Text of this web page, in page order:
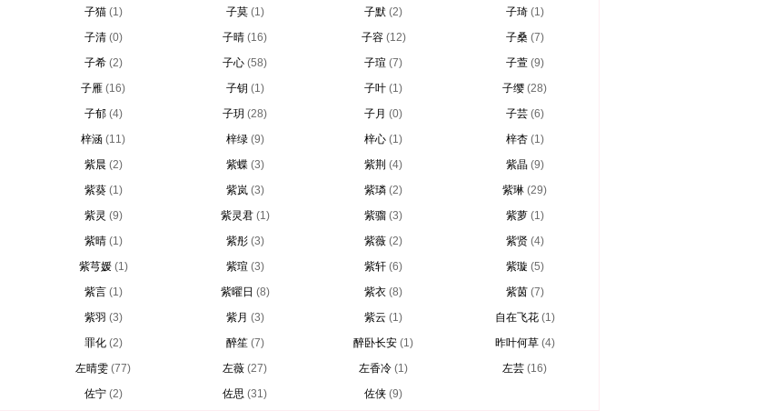
子猫 (1) 子莫 (1) 子默 (2) 子琦 (1)
子清 (0) 子晴 (16) 子容 (12) 子桑 (7)
子希 (2) 子心 (58) 子瑄 (7) 子萱 (9)
子雁 (16) 子钥 (1) 子叶 (1) 子缨 (28)
子郁 (4) 子玥 (28) 子月 (0) 子芸 (6)
梓涵 (11) 梓绿 (9) 梓心 (1) 梓杏 (1)
紫晨 (2) 紫蝶 (3) 紫荆 (4) 紫晶 (9)
紫葵 (1) 紫岚 (3) 紫璘 (2) 紫琳 (29)
紫灵 (9) 紫灵君 (1) 紫骝 (3) 紫萝 (1)
紫晴 (1) 紫彤 (3) 紫薇 (2) 紫贤 (4)
紫芎媛 (1) 紫瑄 (3) 紫轩 (6) 紫璇 (5)
紫言 (1) 紫曜日 (8) 紫衣 (8) 紫茵 (7)
紫羽 (3) 紫月 (3) 紫云 (1) 自在飞花 (1)
罪化 (2) 醉笙 (7) 醉卧长安 (1) 昨叶何草 (4)
左晴雯 (77) 左薇 (27) 左香冷 (1) 左芸 (16)
佐宁 (2) 佐思 (31) 佐侠 (9)